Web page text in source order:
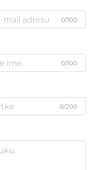
0/100
0/100
0/200